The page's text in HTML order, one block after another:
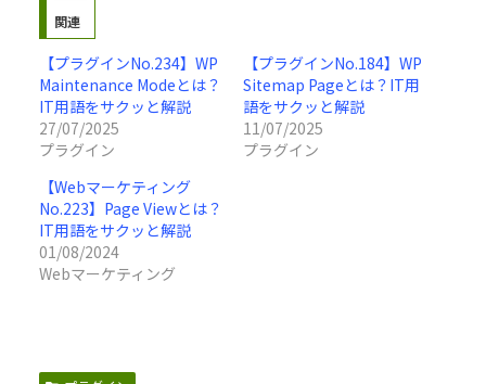
関連
【プラグインNo.234】WP
Maintenance Modeとは？
IT用語をサクッと解説
27/07/2025
プラグイン
【プラグインNo.184】WP
Sitemap Pageとは？IT用
語をサクッと解説
11/07/2025
プラグイン
【Webマーケティング
No.223】Page Viewとは？
IT用語をサクッと解説
01/08/2024
Webマーケティング